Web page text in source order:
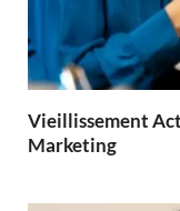
Vieillissement
Marketing